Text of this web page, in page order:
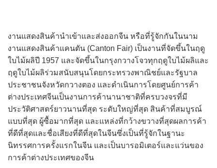
งานแสดงสินค้านําเข้าและส่งออกจีน หรือที่รู้จักกันในนาม
งานแสดงสินค้าแคนตัน (Canton Fair) เป็นงานที่จัดขึ้นในฤดู
ใบไม้ผลิปี 1957 และจัดขึ้นในกรุงกวางโจวทุกฤดูใบไม้ผลิและ
ฤดูใบไม้ผลิร่วมสนับสนุนโดยกระทรวงพาณิชย์และรัฐบาล
ประชาชนจังหวัดกวางตอง และดําเนินการโดยศูนย์การค้า
ต่างประเทศจีนเป็นงานการค้านานาชาติที่ครบวงจรที่มี
ประวัติศาสตร์ยาวนานที่สุด ระดับใหญ่ที่สุด สินค้าที่สมบูรณ์
แบบที่สุด ผู้ซื้อมากที่สุด และแหล่งที่กว้างขวางที่สุดผลการค้า
ที่ดีที่สุดและชื่อเสียงที่ดีที่สุดในจีนซึ่งเป็นที่รู้จักในฐานะ
นิทรรศการครั้งแรกในจีน และเป็นบารอมิเตอร์และแว่นของ
การค้าต่างประเทศของจีน